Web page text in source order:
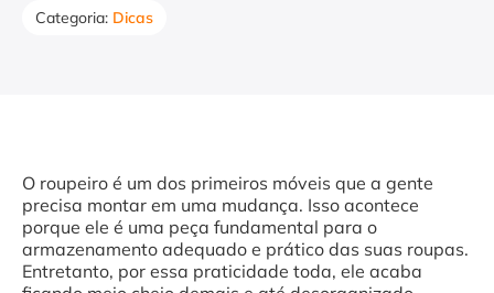
Categoria: Dicas
O roupeiro é um dos primeiros móveis que a gente
precisa montar em uma mudança. Isso acontece
porque ele é uma peça fundamental para o
armazenamento adequado e prático das suas roupas.
Entretanto, por essa praticidade toda, ele acaba